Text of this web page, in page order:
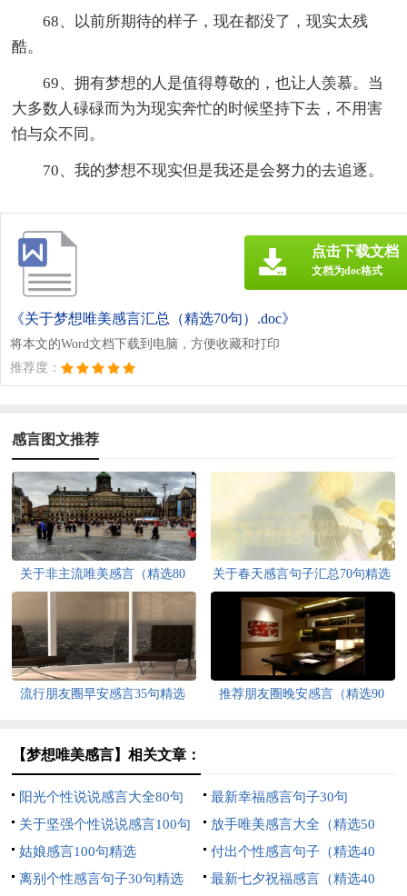
68、以前所期待的样子，现在都没了，现实太残
酷。
69、拥有梦想的人是值得尊敬的，也让人羡慕。当
大多数人碌碌而为为现实奔忙的时候坚持下去，不用害
怕与众不同。
70、我的梦想不现实但是我还是会努力的去追逐。
《关于梦想唯美感言汇总（精选70句）.doc》
将本文的Word文档下载到电脑，方便收藏和打印
推荐度：
点击下载文档
文档为doc格式
感言图文推荐
关于非主流唯美感言（精选80
句）
关于春天感言句子汇总70句精选
流行朋友圈早安感言35句精选
推荐朋友圈晚安感言（精选90
【梦想唯美感言】相关文章：
阳光个性说说感言大全80句
最新幸福感言句子30句
关于坚强个性说说感言100句
精选
放手唯美感言大全（精选50
句）
姑娘感言100句精选
付出个性感言句子（精选40
句）
离别个性感言句子30句精选 最新七夕祝福感言（精选40